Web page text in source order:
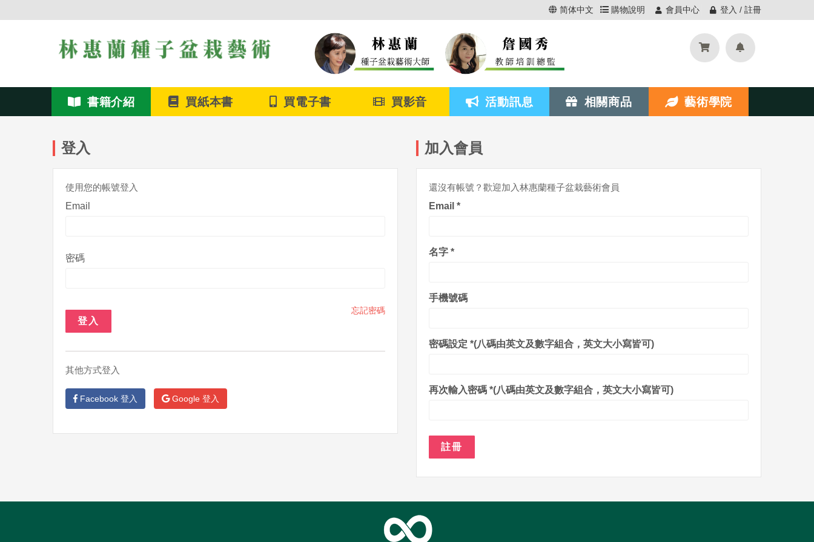
简体中文 購物說明 會員中心 登入 / 註冊
書籍介紹 買紙本書 買電子書 買影音 活動訊息 相關商品 藝術學院
登入
使用您的帳號登入
Email
密碼
登入
忘記密碼
其他方式登入
Facebook 登入 Google 登入
加入會員
還沒有帳號？歡迎加入林惠蘭種子盆栽藝術會員
Email *
名字 *
手機號碼
密碼設定 *(八碼由英文及數字組合，英文大小寫皆可)
再次輸入密碼 *(八碼由英文及數字組合，英文大小寫皆可)
註冊